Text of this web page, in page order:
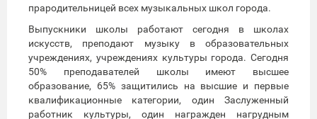
прародительницей всех музыкальных школ города.
Выпускники школы работают сегодня в школах
искусств, преподают музыку в образовательных
учреждениях, учреждениях культуры города. Сегодня
50% преподавателей школы имеют высшее
образование, 65% защитились на высшие и первые
квалификационные категории, один Заслуженный
работник культуры, один награжден нагрудным